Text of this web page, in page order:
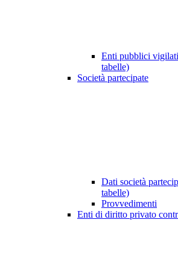
Enti pubblici
tabelle)
Società partecipate
Dati società
tabelle)
Provvedimenti
Enti di diritto privato